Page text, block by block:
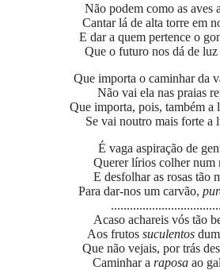
Não podem como as aves
Cantar lá de alta torre em
E dar a quem pertence o
Que o futuro nos dá de luz
Que importa o caminhar da
Não vai ela nas praias
Que importa, pois, também a
Se vai noutro mais forte a
É vaga aspiração de
Querer lírios colher num
E desfolhar as rosas tão
Para dar-nos um carvão,
Acaso achareis vós tão
Aos frutos suculentos
Que não vejais, por trás
Caminhar a raposa ao